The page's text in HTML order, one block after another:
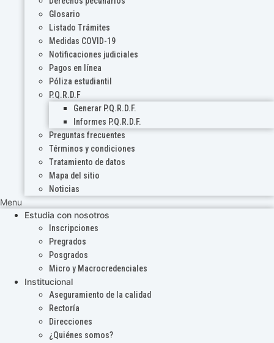
Glosario
Listado Trámites
Medidas COVID-19
Notificaciones judiciales
Pagos en línea
Póliza estudiantil
P.Q.R.D.F
Generar P.Q.R.D.F.
Informes P.Q.R.D.F.
Preguntas frecuentes
Términos y condiciones
Tratamiento de datos
Mapa del sitio
Noticias
Menu
Estudia con nosotros
Inscripciones
Pregrados
Posgrados
Micro y Macrocredenciales
Institucional
Aseguramiento de la calidad
Rectoría
Direcciones
¿Quiénes somos?